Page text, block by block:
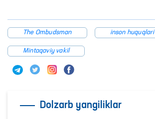
The Ombudsman inson huquqlari
Mintaqaviy vakil
Dolzarb yangiliklar